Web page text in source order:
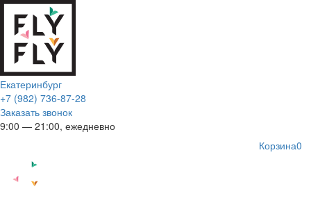
Екатеринбург
+7 (982) 736-87-28
Заказать звонок
9:00 — 21:00, ежедневно
Корзина0